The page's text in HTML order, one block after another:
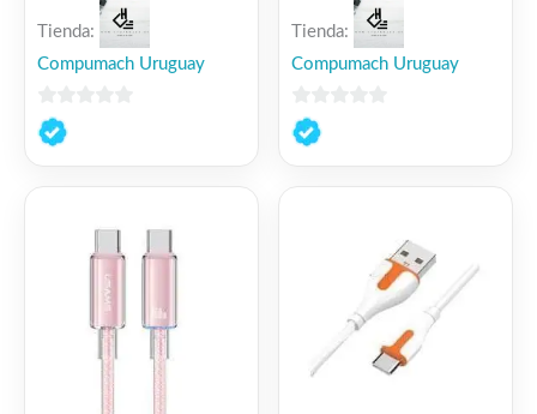
Tienda:
Compumach Uruguay
0
de
Tienda:
Compumach Uruguay
0
de